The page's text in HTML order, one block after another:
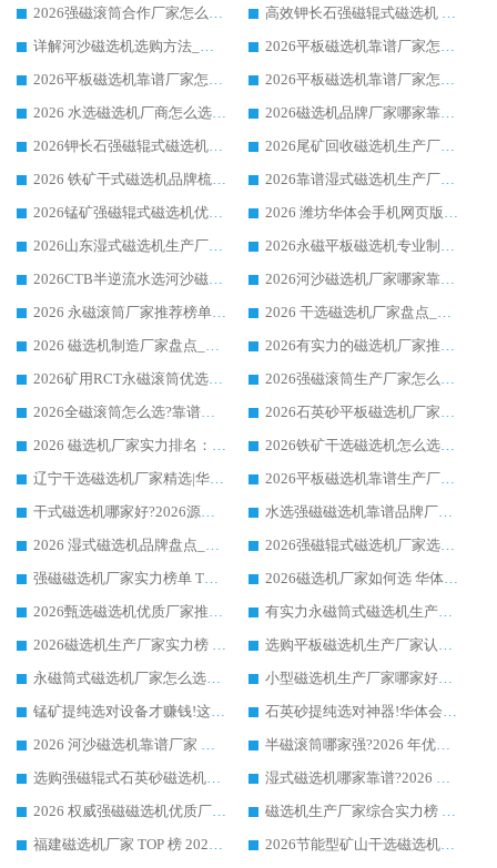
2026强磁滚筒合作厂家怎么选-华体会手机网页版-华体会(中国) 行业优质供应商参考指南
高效钾长石强磁辊式磁选机 华体会手机网页版-华体会(中国) 专业制造品质值得信赖
详解河沙磁选机选购方法_除铁器品牌及华体会手机网页版-华体会(中国) 企业解析
2026平板磁选机靠谱厂家怎么选？华体会手机网页版-华体会(中国) 凭硬实力甄选合作品牌
2026平板磁选机靠谱厂家怎么选？华体会手机网页版-华体会(中国) 凭硬实力甄选合作品牌
2026平板磁选机靠谱厂家怎么选？华体会手机网页版-华体会(中国) 凭硬实力甄选合作品牌
2026 水选磁选机厂商怎么选 潍坊华体会手机网页版-华体会(中国) 技术实力强
2026磁选机品牌厂家哪家靠谱?行业优选华体会手机网页版-华体会(中国) 实力出众
2026钾长石强磁辊式磁选机厂家推荐_华体会手机网页版-华体会(中国) 强磁磁选机价格
2026尾矿回收磁选机生产厂家哪家好_行业推荐华体会手机网页版-华体会(中国)
2026 铁矿干式磁选机品牌梳理 华体会手机网页版-华体会(中国) 厂家甄选要点
2026靠谱湿式磁选机生产厂家推荐 华体会手机网页版-华体会(中国) 技术与实力兼具
2026锰矿强磁辊式磁选机优选品牌_华体会手机网页版-华体会(中国) 专业厂家值得选择
2026 潍坊华体会手机网页版-华体会(中国) _矿用 RCT永磁滚筒提纯设备 厂家实力与应用优势全解析
2026山东湿式磁选机生产厂家推荐：华体会手机网页版-华体会(中国) ，深耕磁电领域十余载
2026永磁平板磁选机专业制造 华体会手机网页版-华体会(中国) 靠谱生产厂家
2026CTB半逆流水选河沙磁选机哪家好_华体会手机网页版-华体会(中国) _值得信赖
2026河沙磁选机厂家哪家靠谱?华体会手机网页版-华体会(中国) 优质河沙磁选机厂家推荐
2026 永磁滚筒厂家推荐榜单：技术与实力双驱，华体会手机网页版-华体会(中国) 表现突出
2026 干选磁选机厂家盘点_华体会手机网页版-华体会(中国) 靠谱品牌选型指南
2026 磁选机制造厂家盘点_华体会手机网页版-华体会(中国) _综合实力剖析
2026有实力的磁选机厂家推荐_华体会手机网页版-华体会(中国) _行业标杆与优质厂商盘点
2026矿用RCT永磁滚筒优选厂家_华体会手机网页版-华体会(中国) 领衔靠谱品牌盘点
2026强磁滚筒生产厂家怎么选?行业口碑推荐华体会手机网页版-华体会(中国)
2026全磁滚筒怎么选?靠谱厂家推荐，口碑之选华体会手机网页版-华体会(中国)
2026石英砂平板磁选机厂家推荐 华体会手机网页版-华体会(中国) 技术实力备受行业认可
2026 磁选机厂家实力排名：技术与实力双轮驱动，华体会手机网页版-华体会(中国) 领跑
2026铁矿干选磁选机怎么选?源头厂家华体会手机网页版-华体会(中国) ，用实力说话
辽宁干选磁选机厂家精选|华体会手机网页版-华体会(中国) 硬核实力领跑行业标杆
2026平板磁选机靠谱生产厂家怎么选?行业标杆华体会手机网页版-华体会(中国) ，凭硬实力脱颖而出
干式磁选机哪家好?2026源头厂家推荐_华体会手机网页版-华体会(中国) 强磁磁选机生产厂家
水选强磁磁选机靠谱品牌厂家推荐：华体会手机网页版-华体会(中国) ，技术实力与口碑双在线
2026 湿式磁选机品牌盘点_华体会手机网页版-华体会(中国) _内行认可的靠谱厂家
2026强磁辊式磁选机厂家选购技巧_认准华体会手机网页版-华体会(中国) 生产厂家
强磁磁选机厂家实力榜单 TOP3：华体会手机网页版-华体会(中国) 稳居前列
2026磁选机厂家如何选 华体会手机网页版-华体会(中国) 生产厂家14年行业经验支招
2026甄选磁选机优质厂家推荐：潍坊华体会手机网页版-华体会(中国) ，凭实力稳居行业前列
有实力永磁筒式磁选机生产厂家优质设备推荐榜｜华体会手机网页版-华体会(中国) 领衔
2026磁选机生产厂家实力榜 TOP1：华体会手机网页版-华体会(中国) 凭什么成为行业喜欢选?
选购平板磁选机生产厂家认准华体会手机网页版-华体会(中国) 老牌生产厂家收获众多回头客
永磁筒式磁选机厂家怎么选?14 年老厂华体会手机网页版-华体会(中国) 凭实力出圈，这 5 大优势太圈粉
小型磁选机生产厂家哪家好?2026 年实测推荐，华体会手机网页版-华体会(中国) 十年口碑厂值得闭眼入
锰矿提纯选对设备才赚钱!这家临朐厂家的强磁辊磁选机凭啥成行业标杆?
石英砂提纯选对神器!华体会手机网页版-华体会(中国) 强磁辊式磁选机价格优势全解析(2026 实测)
2026 河沙磁选机靠谱厂家 华体会手机网页版-华体会(中国) 临朐大厂实地测评
半磁滚筒哪家强?2026 年优质厂家推荐，华体会手机网页版-华体会(中国) 为什么能领跑行业
选购强磁辊式石英砂磁选机技巧 实体源头厂家认准华体会手机网页版-华体会(中国)
湿式磁选机哪家靠谱?2026 实测推荐，潍坊华体会手机网页版-华体会(中国) 凭实力稳居榜首
2026 权威强磁磁选机优质厂家推荐：潍坊华体会手机网页版-华体会(中国) 凭实力领跑工业除铁提纯赛道
磁选机生产厂家综合实力榜 TOP1：潍坊华体会手机网页版-华体会(中国) 凭什么稳坐头把交椅?
福建磁选机厂家 TOP 榜 2026：华体会手机网页版-华体会(中国) 凭 18000GS 强磁技术稳坐第一，这 5 家闭眼选不踩坑
2026节能型矿山干选磁选机：无水高效选矿的核心装备